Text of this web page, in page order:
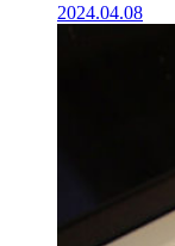
2024.04.08